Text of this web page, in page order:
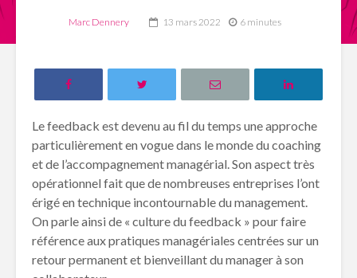
Marc Dennery 13 mars 2022 6 minutes
Le feedback est devenu au fil du temps une approche
particulièrement en vogue dans le monde du coaching
et de l’accompagnement managérial. Son aspect très
opérationnel fait que de nombreuses entreprises l’ont
érigé en technique incontournable du management.
On parle ainsi de « culture du feedback » pour faire
référence aux pratiques managériales centrées sur un
retour permanent et bienveillant du manager à son